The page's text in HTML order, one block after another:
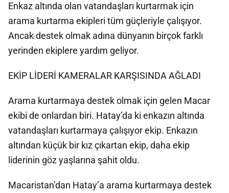
Enkaz altında olan vatandaşları kurtarmak için
arama kurtarma ekipleri tüm güçleriyle çalışıyor.
Ancak destek olmak adına dünyanın birçok farklı
yerinden ekiplere yardım geliyor.
EKİP LİDERİ KAMERALAR KARŞISINDA AĞLADI
Arama kurtarmaya destek olmak için gelen Macar
ekibi de onlardan biri. Hatay’da ki enkazın altında
vatandaşları kurtarmaya çalışıyor ekip. Enkazın
altından küçük bir kız çıkartan ekip, daha ekip
liderinin göz yaşlarına şahit oldu.
Macaristan’dan Hatay’a arama kurtarmaya destek